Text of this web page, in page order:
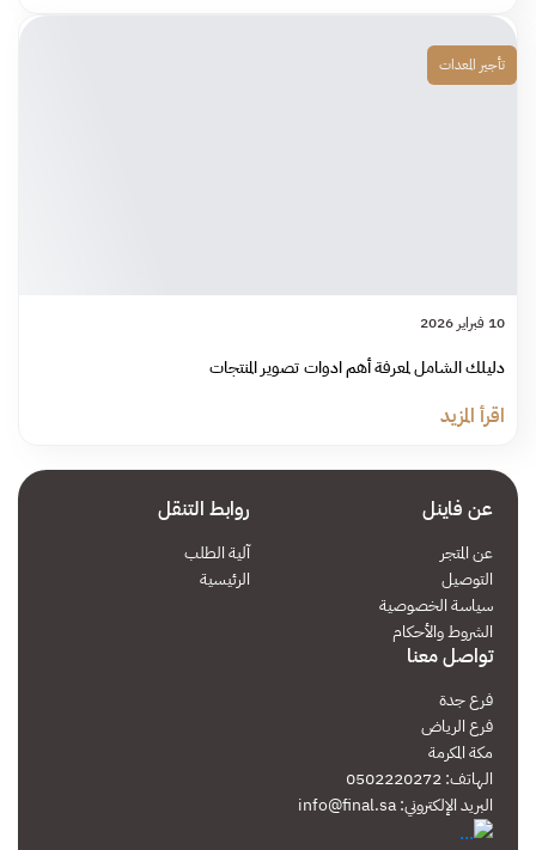
تأجير المعدات
10 فبراير 2026
دليلك الشامل لمعرفة أهم ادوات تصوير المنتجات
اقرأ المزيد
عن فاينل
عن المتجر
التوصيل
سياسة الخصوصية
الشروط والأحكام
روابط التنقل
آلية الطلب
الرئيسية
تواصل معنا
فرع جدة
فرع الرياض
مكة المكرمة
الهاتف: 0502220272
البريد الإلكتروني:info@final.sa